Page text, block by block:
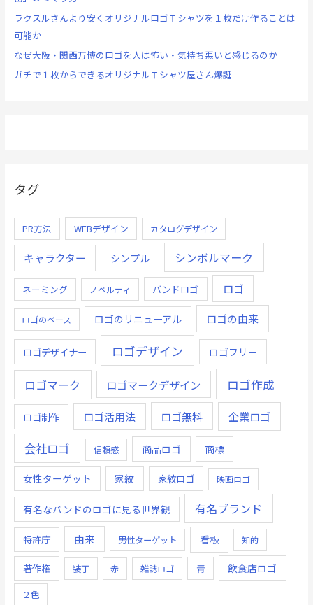
ラクスルさんより安くオリジナルロゴＴシャツを１枚だけ作ることは
可能か
なぜ大阪・関西万博のロゴを人は怖い・気持ち悪いと感じるのか
ガチで１枚からできるオリジナルＴシャツ屋さん爆誕
タグ
PR方法 WEBデザイン カタログデザイン
キャラクター シンプル シンボルマーク
ネーミング ノベルティ バンドロゴ ロゴ
ロゴのベース ロゴのリニューアル ロゴの由来
ロゴデザイナー ロゴデザイン ロゴフリー
ロゴマーク ロゴマークデザイン ロゴ作成
ロゴ制作 ロゴ活用法 ロゴ無料 企業ロゴ
会社ロゴ 信頼感 商品ロゴ 商標
女性ターゲット 家紋 家紋ロゴ 映画ロゴ
有名なバンドのロゴに見る世界観 有名ブランド
特許庁 由来 男性ターゲット 看板 知的
著作権 装丁 赤 雑誌ロゴ 青 飲食店ロゴ
２色